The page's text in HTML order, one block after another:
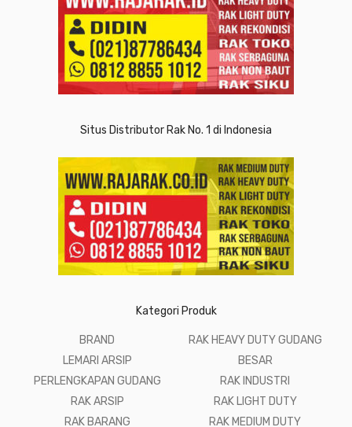
Situs Distributor Rak No. 1 di Indonesia
Kategori Produk
BRAND
LEMARI ARSIP
PERLENGKAPAN GUDANG
RAK ARSIP
RAK BARANG
RAK HEAVY DUTY GUDANG
BESAR
RAK INDUSTRI
RAK LIGHT DUTY
RAK MEDIUM DUTY